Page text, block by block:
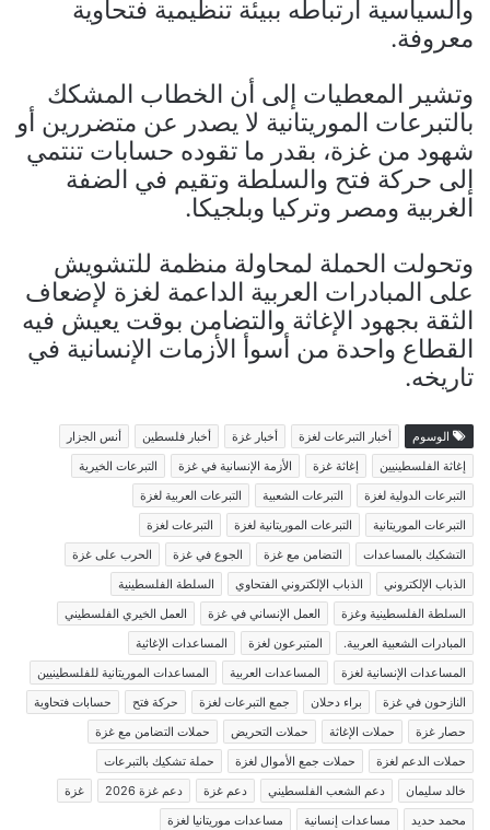
والسياسية ارتباطه ببيئة تنظيمية فتحاوية
معروفة.
وتشير المعطيات إلى أن الخطاب المشكك
بالتبرعات الموريتانية لا يصدر عن متضررين أو
شهود من غزة، بقدر ما تقوده حسابات تنتمي
إلى حركة فتح والسلطة وتقيم في الضفة
الغربية ومصر وتركيا وبلجيكا.
وتحولت الحملة لمحاولة منظمة للتشويش
على المبادرات العربية الداعمة لغزة لإضعاف
الثقة بجهود الإغاثة والتضامن بوقت يعيش فيه
القطاع واحدة من أسوأ الأزمات الإنسانية في
تاريخه.
الوسوم أخبار التبرعات لغزة أخبار غزة أخبار فلسطين
أنس الجزار
إغاثة الفلسطينيين
إغاثة غزة الأزمة الإنسانية في غزة
التبرعات الخيرية
التبرعات الدولية لغزة
التبرعات الشعبية
التبرعات العربية لغزة
التبرعات الموريتانية
التبرعات الموريتانية لغزة
التبرعات لغزة
التشكيك بالمساعدات
التضامن مع غزة الجوع في غزة
الحرب على غزة
الذباب الإلكتروني
الذباب الإلكتروني الفتحاوي
السلطة الفلسطينية
السلطة الفلسطينية وغزة
العمل الإنساني في غزة
العمل الخيري الفلسطيني
المبادرات الشعبية العربية.
المتبرعون لغزة
المساعدات الإغاثية
المساعدات الإنسانية لغزة
المساعدات العربية
المساعدات الموريتانية للفلسطينيين
النازحون في غزة
براء دحلان جمع التبرعات لغزة حركة فتح
حسابات فتحاوية
حصار غزة
حملات الإغاثة حملات التحريض
حملات التضامن مع غزة
حملات الدعم لغزة
حملات جمع الأموال لغزة
حملة تشكيك بالتبرعات
خالد سليمان
دعم الشعب الفلسطيني دعم غزة دعم غزة 2026
غزة
محمد حديد
مساعدات إنسانية مساعدات موريتانيا لغزة